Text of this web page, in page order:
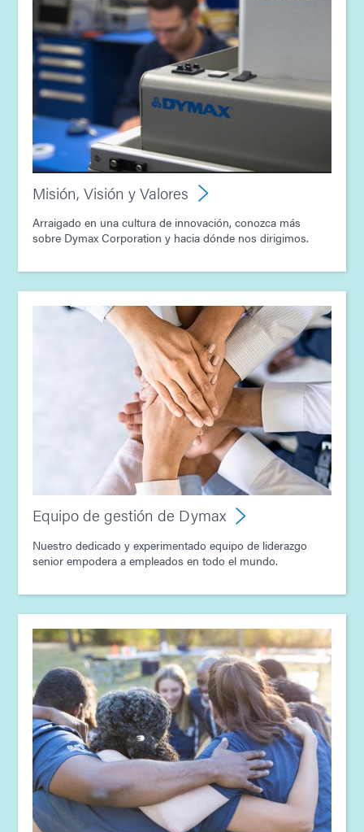
Misión, Visión y Valores
Arraigado en una cultura de innovación, conozca más
sobre Dymax Corporation y hacia dónde nos dirigimos.
Equipo de gestión de Dymax
Nuestro dedicado y experimentado equipo de liderazgo
senior empodera a empleados en todo el mundo.